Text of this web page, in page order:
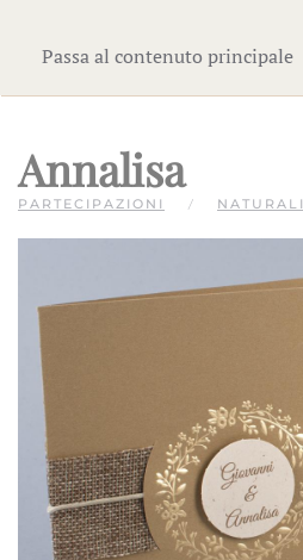
Passa al contenuto principale
Annalisa
PARTECIPAZIONI NATURALI